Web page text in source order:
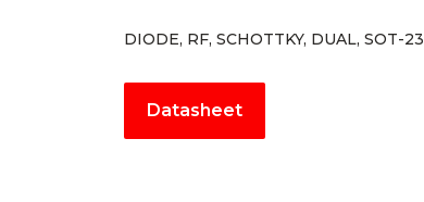
DIODE, RF, SCHOTTKY, DUAL, SOT-23
Datasheet